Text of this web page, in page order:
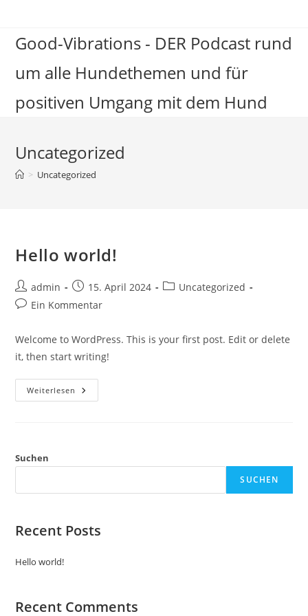
springen
Good-Vibrations - DER Podcast rund
um alle Hundethemen und für
positiven Umgang mit dem Hund
Uncategorized
> Uncategorized
Hello world!
Beitrags-
Autor:
admin
Beitrag
veröffentlicht:
15. April 2024
Beitrags-
Uncategorized
Beitrags-
Ein Kommentar
Welcome to WordPress. This is your first post. Edit or delete
it, then start writing!
Weiterlesen Hello
World!
Suchen
SUCHEN
Recent Posts
Hello world!
Recent Comments